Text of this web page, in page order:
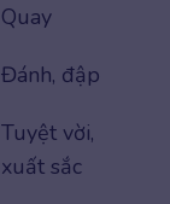
Quay
Đánh, đập
Tuyệt vời,
xuất sắc